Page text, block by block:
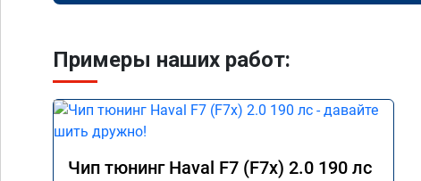
Примеры наших работ:
Чип тюнинг Haval F7 (F7x) 2.0 190 лс